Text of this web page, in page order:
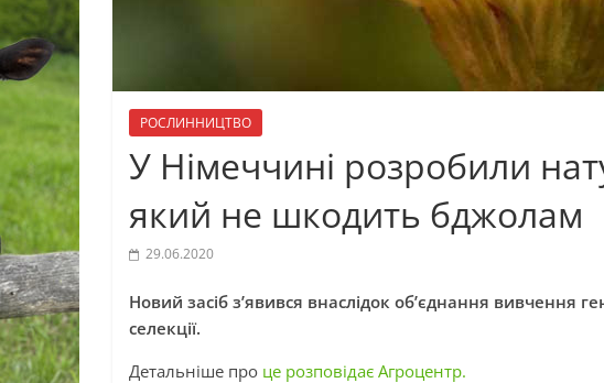
РОСЛИННИЦТВО
У Німеччині розробили
який не шкодить бджолам
29.06.2020
Новий засіб з’явився внаслідок об’єднання вивчення
селекції.
Детальніше про це розповідає Агроцентр.